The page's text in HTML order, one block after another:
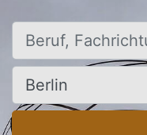
Beruf, Fachrichtung,
Ort, Stadt